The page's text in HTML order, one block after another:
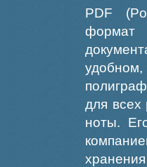
PDF
формат
для всех
ноты.